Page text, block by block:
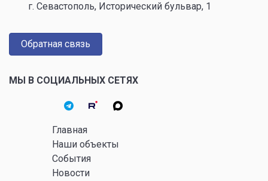
г. Севастополь, Исторический бульвар, 1
Обратная связь
МЫ В СОЦИАЛЬНЫХ СЕТЯХ
Главная
Наши объекты
События
Новости